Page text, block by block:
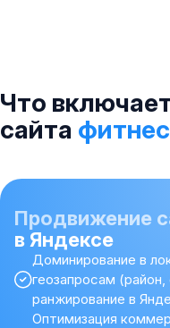
Что
сайта
Продвижение
в Яндексе
Доминирование в
геозапросам
ранжирование в
Оптимизация